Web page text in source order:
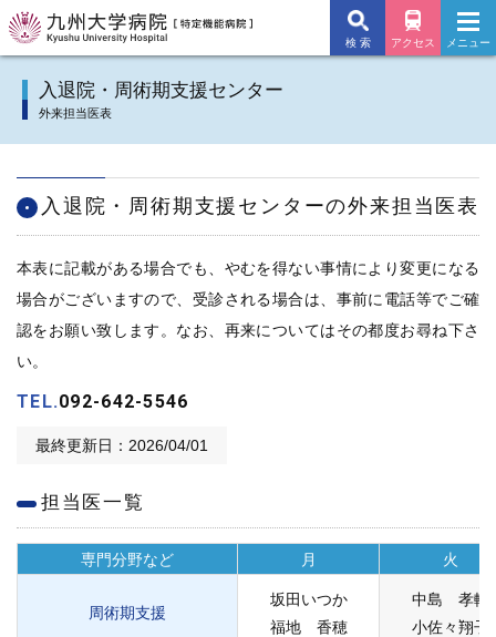
検 索 アクセス
九州大学病院TOP
施設・サービス
病院について
交通アクセス
学内向け情報
ご意見
メニュー
入退院・周術期支援センター
外来担当医表
入退院・周術期支援センターの外来担当医表
本表に記載がある場合でも、やむを得ない事情により変更になる
場合がございますので、受診される場合は、事前に電話等でご確
認をお願い致します。なお、再来についてはその都度お尋ね下さ
い。
TEL.092-642-5546
最終更新日：2026/04/01
担当医一覧
専門分野など 月 火
周術期支援
坂田いつか
福地 香穂
中島 孝輔
小佐々翔子